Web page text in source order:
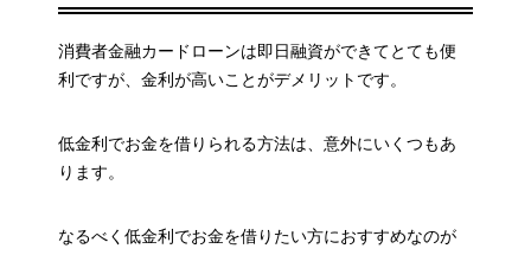
消費者金融カードローンは即日融資ができてとても便
利ですが、金利が高いことがデメリットです。
低金利でお金を借りられる方法は、意外にいくつもあ
ります。
なるべく低金利でお金を借りたい方におすすめなのが